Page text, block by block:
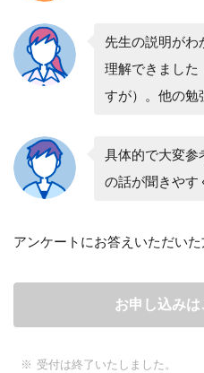
先生の説明がわ
理解できました
すが）。他の勉
具体的で大変参
の話が聞きやす
アンケートにお答えいただい
お申し込みは
受付は終了いたしました。